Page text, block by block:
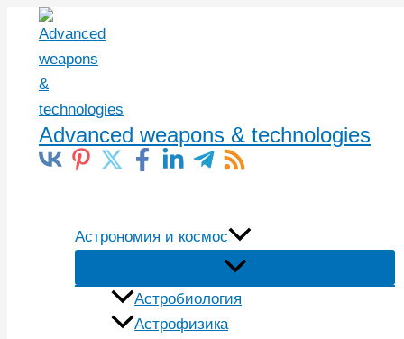
Перейти
содержимому
Advanced weapons & technologies
Астрономия и космос
Астробиология
Астрофизика